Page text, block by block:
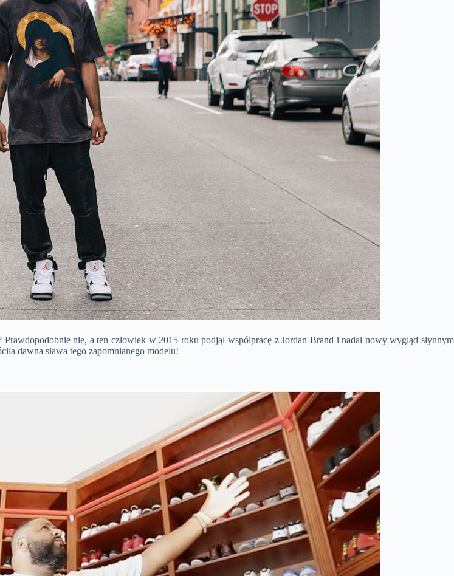
nie, a ten człowiek w 2015 roku podjął współpracę z Jordan Brand i nadał nowy wygląd słynnym
dawna sława tego zapomnianego modelu!